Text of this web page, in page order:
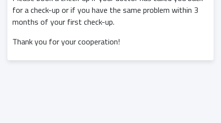
for a check-up or if you have the same problem within 3
months of your first check-up.
Thank you for your cooperation!